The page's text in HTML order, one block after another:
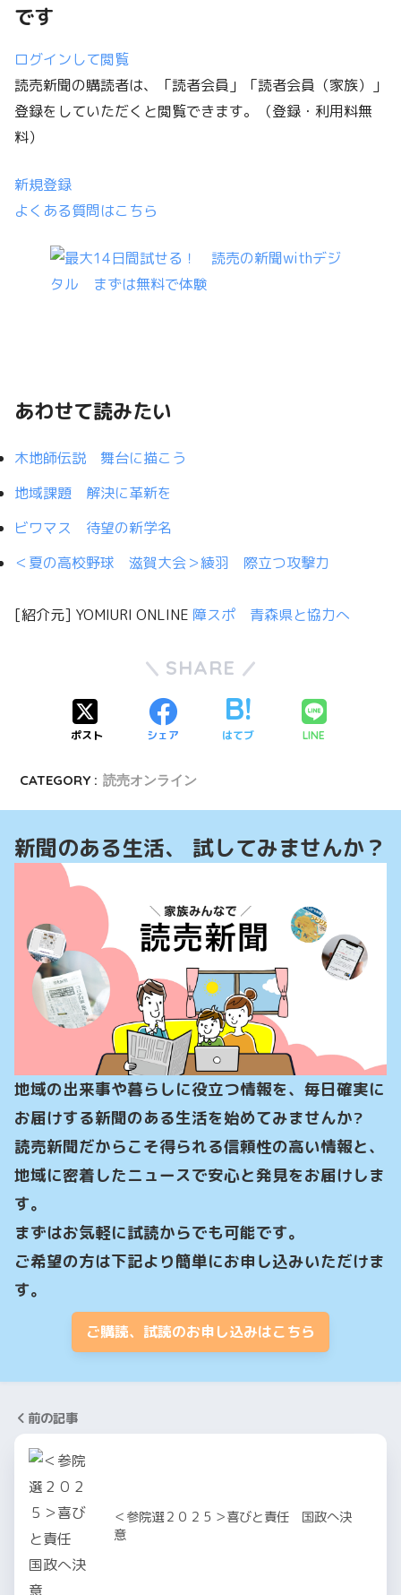
です
ログインして閲覧
読売新聞の購読者は、「読者会員」「読者会員（家族）」
登録をしていただくと閲覧できます。
（登録・利用料無
料）
新規登録
よくある質問はこちら
あわせて読みたい
木地師伝説 舞台に描こう
地域課題 解決に革新を
ビワマス 待望の新学名
＜夏の高校野球 滋賀大会＞綾羽 際立つ攻撃力
[紹介元] YOMIURI ONLINE 障スポ 青森県と協力へ
SHARE
ポスト シェア はてブ LINE
CATEGORY : 読売オンライン
新聞のある生活、 試してみませんか？
地域の出来事や暮らしに役立つ情報を、毎日確実に
お届けする新聞のある生活を始めてみませんか?
読売新聞だからこそ得られる信頼性の高い情報と、
地域に密着したニュースで安心と発見をお届けしま
す。
まずはお気軽に試読からでも可能です。
ご希望の方は下記より簡単にお申し込みいただけま
す。
ご購読、試読のお申し込みはこちら
前の記事
＜参院選２０２５＞喜びと責任 国政へ決
意